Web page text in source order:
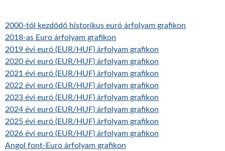
2000-től kezdődő historikus euró árfolyam grafikon
2018-as Euro árfolyam grafikon
2019 évi euró (EUR/HUF) árfolyam grafikon
2020 évi euró (EUR/HUF) árfolyam grafikon
2021 évi euró (EUR/HUF) árfolyam grafikon
2022 évi euró (EUR/HUF) árfolyam grafikon
2023 évi euró (EUR/HUF) árfolyam grafikon
2024 évi euró (EUR/HUF) árfolyam grafikon
2025 évi euró (EUR/HUF) árfolyam grafikon
2026 évi euró (EUR/HUF) árfolyam grafikon
Angol font-Euro árfolyam grafikon